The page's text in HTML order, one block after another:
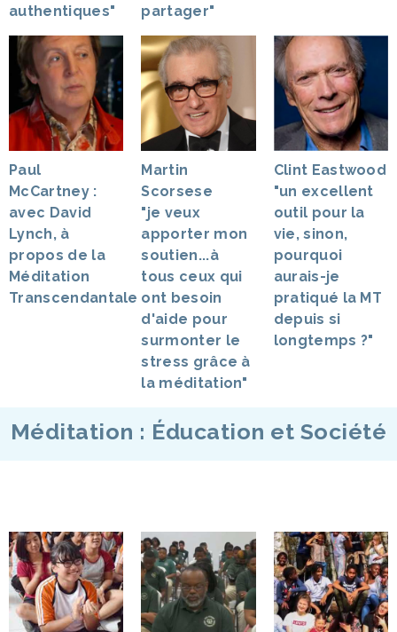
authentiques"
partager"
Paul
McCartney :
avec David
Lynch, à
propos de la
Méditation
Transcendantale
Martin
Scorsese
"je veux
apporter mon
soutien...à
tous ceux qui
ont besoin
d'aide pour
surmonter le
stress grâce à
la méditation"
Clint Eastwood
"un excellent
outil pour la
vie, sinon,
pourquoi
aurais-je
pratiqué la MT
depuis si
longtemps ?"
Méditation : Éducation et Société